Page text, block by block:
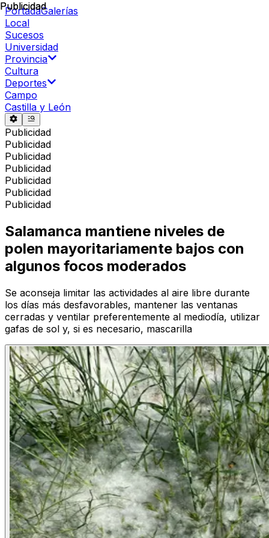
PortadaGalerías
Local
Sucesos
Universidad
Provincia
Cultura
Deportes
Campo
Castilla y León
Publicidad
Publicidad
Publicidad
Publicidad
Publicidad
Publicidad
Publicidad
Publicidad
Salamanca mantiene niveles de
polen mayoritariamente bajos con
algunos focos moderados
Se aconseja limitar las actividades al aire libre durante
los días más desfavorables, mantener las ventanas
cerradas y ventilar preferentemente al mediodía, utilizar
gafas de sol y, si es necesario, mascarilla
Publicidad